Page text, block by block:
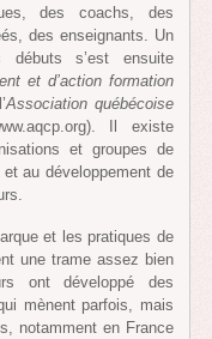
des coachs, des
des enseignants. Un
s’est ensuite
et d’action formation
Association québécoise
Il existe
et groupes de
au développement de
et les pratiques de
une trame assez bien
ont développé des
mènent parfois, mais
notamment en France